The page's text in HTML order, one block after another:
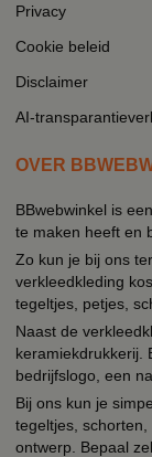
Privacy
Cookie beleid
Disclaimer
AI-
OVER
BBwebwinkel is
te maken heeft en
Zo kun je bij ons
verkleedkleding
tegeltjes, petjes,
Naast de
keramiekdrukkerij.
bedrijfslogo, een
Bij ons kun je
tegeltjes,
ontwerp. Bepaal